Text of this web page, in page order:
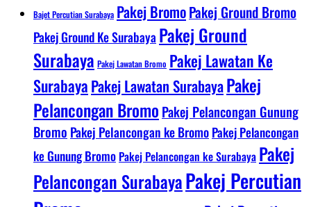
Bajet Percutian Surabaya Pakej BromoPakej Ground Bromo
Pakej Ground Ke Surabaya Pakej Ground
Surabaya Pakej Lawatan Bromo Pakej Lawatan Ke
SurabayaPakej Lawatan SurabayaPakej
Pelancongan Bromo Pakej Pelancongan Gunung
Bromo Pakej Pelancongan ke BromoPakej Pelancongan
ke Gunung Bromo Pakej Pelancongan ke Surabaya Pakej
Pelancongan SurabayaPakej Percutian